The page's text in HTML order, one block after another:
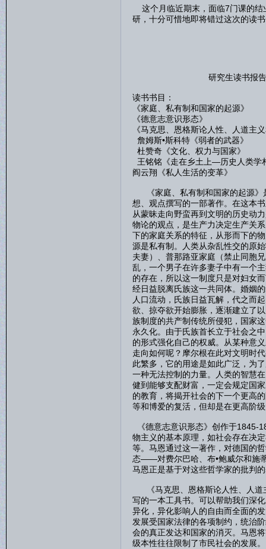
这个月临近期末，面临7门课的结
研，十分可惜地即将错过这次的读
研究生读书报告三（
读书书目：
《家庭、私有制和国家的
《德意志意识形态
《马克思、恩格斯论人性、人道
詹姆斯•斯科特《弱者的武
杜赞奇《文化、权力与国
王铭铭《走在乡土上—历史人
阎云翔《私人生活的变革》
《家庭、私有制和国家的起源》
想、观点撰写的一部著作。在这本
从蒙昧走向野蛮再到文明的历史动
物论的观点，是生产力决定生产关
下的家庭关系的特征，从形而下的
源是私有制。人类从杂乱性交的原
夫妻）、普那路亚家庭（禁止同胞
乱，一个男子在许多妻子中有一个
的存在，所以这一制度只是对妇女
经日益脱离氏族这一共同体。婚姻
人口流动，氏族日益瓦解，代之而
欲、掠夺欲开始膨胀，逐渐建立了
族制度的共产制传统所侵犯，国家
永久化。由于氏族首长立于社会之
的形式强化自己的权威。从某种意
走向如何呢？摩尔根在此对文明时
此繁多，它的用途是如此广泛，为
一种无法控制的力量。人类的智慧
健到能够支配财富，一定会规定国
的教育，将揭开社会的下一个更高
等和博爱的复活，但却是在更高阶
《德意志意识形态》创作于1845-
物主义的基本原理，如社会存在决
等。马恩通过这一著作，对德国的
态——对费尔巴哈、布•鲍威尔和施
马恩正是基于对这些哲学家的批判
《马克思、恩格斯论人性、人道
写的一本工具书。可以帮助我们深
异化，异化影响人的自由而全面的
发展受国家法律的各项制约，统治
会的真正发达和国家的消灭。马恩
级本性往往限制了市民社会的发展。